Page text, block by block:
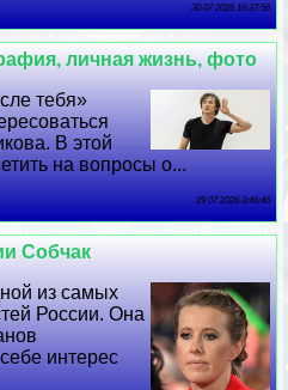
30 07 2026 16:37:56
личная жизнь, фото
тебя»
В этой
на вопросы о...
29 07 2026 3:46:46
Собчак
из самых
России. Она
интерес